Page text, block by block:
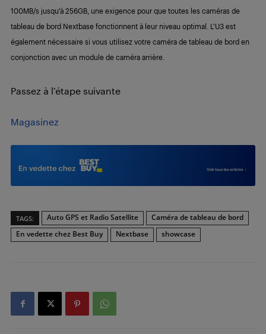
100MB/s jusqu’à 256GB, une exigence pour que toutes les caméras de
tableau de bord Nextbase fonctionnent à leur niveau optimal. L’U3 est
également nécessaire si vous utilisez votre caméra de tableau de bord en
conjonction avec un module de caméra arrière.
Passez à l’étape suivante
Magasinez
TAGS: Auto GPS et Radio Satellite
Caméra de tableau de bord
En vedette chez Best Buy
Nextbase showcase